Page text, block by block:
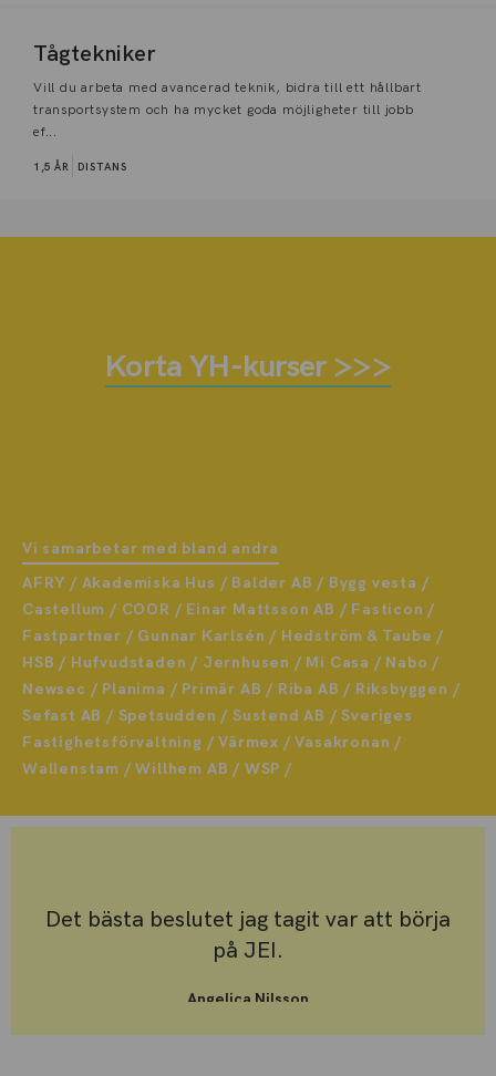
Tågtekniker
Vill du arbeta med avancerad teknik, bidra till ett hållbart
transportsystem och ha mycket goda möjligheter till jobb
ef...
1,5 ÅR DISTANS
Korta YH-kurser >>>
Vi samarbetar med bland andra
AFRY / Akademiska Hus / Balder AB / Bygg vesta /
Castellum / COOR / Einar Mattsson AB / Fasticon /
Fastpartner / Gunnar Karlsén / Hedström & Taube /
HSB / Hufvudstaden / Jernhusen / Mi Casa / Nabo /
Newsec / Planima / Primär AB / Riba AB / Riksbyggen /
Sefast AB / Spetsudden / Sustend AB / Sveriges
Fastighetsförvaltning / Värmex / Vasakronan /
Wallenstam / Willhem AB / WSP /
Det bästa beslutet jag tagit var att börja
på JEI.
Angelica Nilsson